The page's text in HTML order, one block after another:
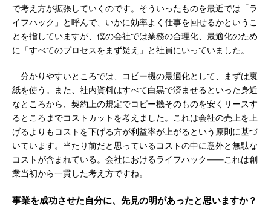
で考え方が拡張していくのです。そういったものを最近では「ラ
イフハック」と呼んで、いかに効率よく仕事を回せるかというこ
とを指していますが、僕の会社では業務の合理化、最適化のため
に「すべてのプロセスをまず疑え」と社員にいっていました。
分かりやすいところでは、コピー機の最適化として、まずは裏
紙を使う。また、社内資料はすべて白黒で済ませるといった身近
なところから、契約上の規定でコピー機そのものを安くリースす
るところまでコストカットを考えました。これは会社の売上を上
げるよりもコストを下げる方が利益率が上がるという原則に基づ
いています。当たり前だと思っているコストの中に意外と無駄な
コストが含まれている。会社におけるライフハック――これは創
業当初から一貫した考え方ですね。
事業を成功させた自分に、先見の明があったと思いますか？